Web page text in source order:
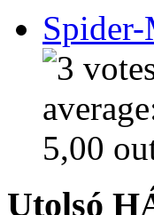
Utolsó